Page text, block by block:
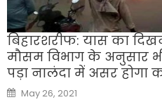
बिहारशरीफ: यास का
मौसम विभाग के अनुसार
पड़ा नालंदा में असर होगा
Posted
on
May 26, 2021